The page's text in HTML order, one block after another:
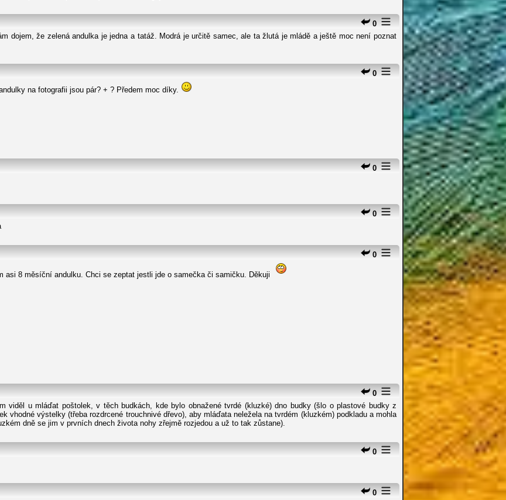
0
dojem, že zelená andulka je jedna a tatáž. Modrá je určitě samec, ale ta žlutá je mládě a ještě moc není poznat
0
na fotografii jsou pár? + ? Předem moc díky.
0
0
0
asi 8 měsíční andulku. Chci se zeptat jestli jde o samečka či samičku. Děkuji
0
viděl u mláďat poštolek, v těch budkách, kde bylo obnažené tvrdé (kluzké) dno budky (šlo o plastové budky z
vhodné výstelky (třeba rozdrcené trouchnivé dřevo), aby mláďata neležela na tvrdém (kluzkém) podkladu a mohla
dně se jim v prvních dnech života nohy zřejmě rozjedou a už to tak zůstane).
0
0